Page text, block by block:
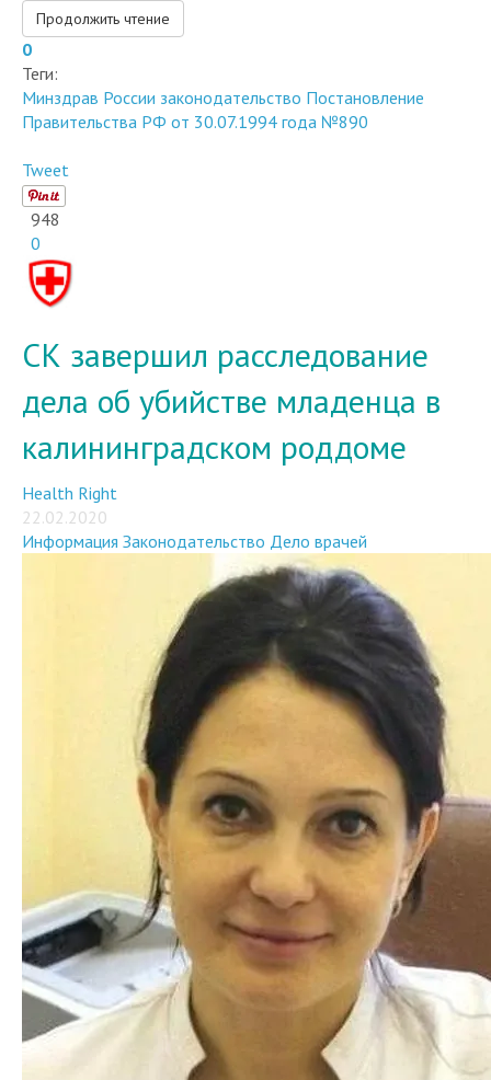
Продолжить чтение
0
Теги:
Минздрав России законодательство Постановление
Правительства РФ от 30.07.1994 года №890
Tweet
948
0
СК завершил расследование
дела об убийстве младенца в
калининградском роддоме
Health Right
22.02.2020
Информация Законодательство Дело врачей